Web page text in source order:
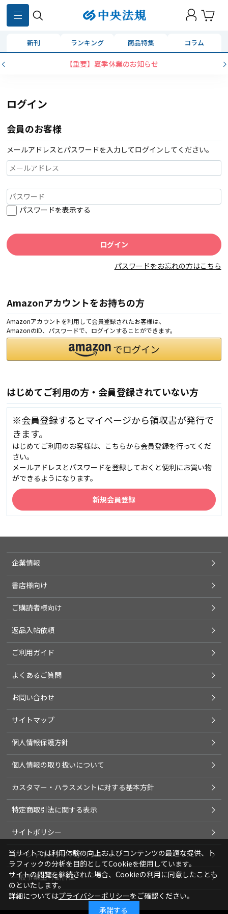
新刊 ランキング 商品特集 コラム
【重要】夏季休業のお知らせ
ログイン
会員のお客様
メールアドレスとパスワードを入力してログインしてください。
パスワードを表示する
パスワードをお忘れの方はこちら
Amazonアカウントをお持ちの方
Amazonアカウントを利用して会員登録されたお客様は、
AmazonのID、パスワードで、ログインすることができます。
はじめてご利用の方・会員登録されていない方
※会員登録するとマイページから領収書が発行で
きます。
はじめてご利用のお客様は、こちらから会員登録を行ってくだ
さい。
メールアドレスとパスワードを登録しておくと便利にお買い物
ができるようになります。
企業情報
書店様向け
ご購読者様向け
返品入帖依頼
ご利用ガイド
よくあるご質問
お問い合わせ
サイトマップ
個人情報保護方針
個人情報の取り扱いについて
カスタマー・ハラスメントに対する基本方針
特定商取引法に関する表示
サイトポリシー
ソーシャルメディアポリシー
一般事業主行動計画
当サイトでは利用体験の向上およびコンテンツの最適な提供、ト
ラフィックの分析を目的としてCookieを使用しています。
サイトの閲覧を継続された場合、Cookieの利用に同意したことも
のといたします。
詳細についてはプライバシーポリシーをご確認ください。
承諾する